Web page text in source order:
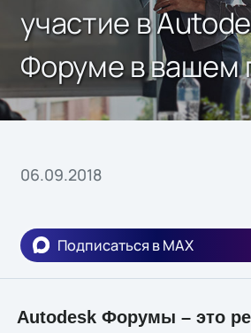
участие в
Форуме в вашем
06.09.2018
Подписаться в MAX
Autodesk Форумы – это